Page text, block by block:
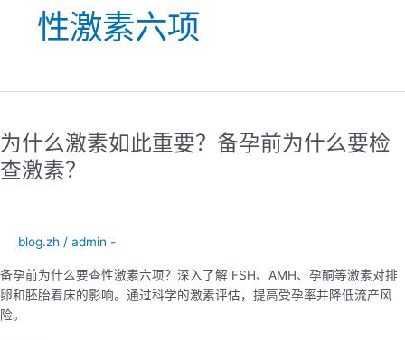
性激素六项
为什么激素如此重要？备孕前为什么要检
查激素？
blog.zh / admin -
备孕前为什么要查性激素六项？深入了解 FSH、AMH、孕酮等激素对排
卵和胚胎着床的影响。通过科学的激素评估，提高受孕率并降低流产风
险。
么
激
素
备
孕
前